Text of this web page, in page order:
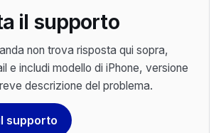
il supporto
non trova risposta qui sopra,
e includi modello di iPhone, versione
descrizione del problema.
supporto